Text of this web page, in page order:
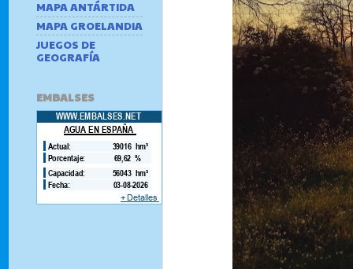
MAPA ANTÁRTIDA
MAPA GROELANDIA
JUEGOS DE
GEOGRAFÍA
EMBALSES